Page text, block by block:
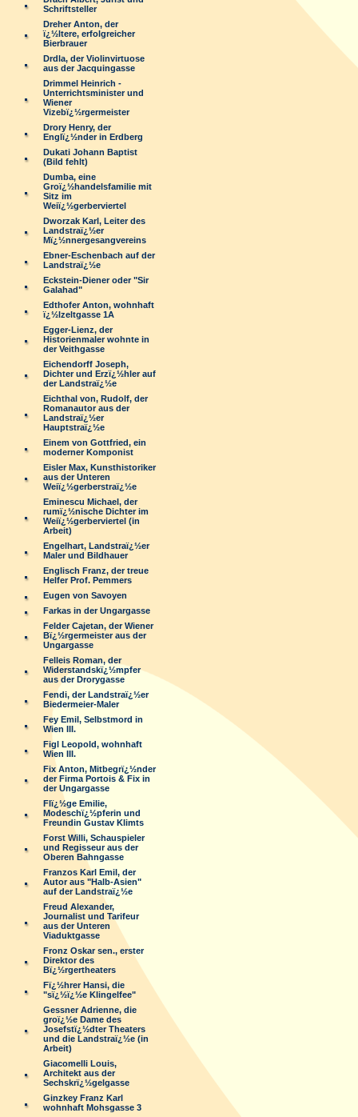
Schriftsteller
Dreher Anton, der
ï¿½ltere, erfolgreicher
Bierbrauer
Drdla, der Violinvirtuose
aus der Jacquingasse
Drimmel Heinrich -
Unterrichtsminister und
Wiener
Vizebï¿½rgermeister
Drory Henry, der
Englï¿½nder in Erdberg
Dukati Johann Baptist
(Bild fehlt)
Dumba, eine
Groï¿½handelsfamilie mit
Sitz im
Weiï¿½gerberviertel
Dworzak Karl, Leiter des
Landstraï¿½er
Mï¿½nnergesangvereins
Ebner-Eschenbach auf der
Landstraï¿½e
Eckstein-Diener oder "Sir
Galahad"
Edthofer Anton, wohnhaft
ï¿½lzeltgasse 1A
Egger-Lienz, der
Historienmaler wohnte in
der Veithgasse
Eichendorff Joseph,
Dichter und Erzï¿½hler auf
der Landstraï¿½e
Eichthal von, Rudolf, der
Romanautor aus der
Landstraï¿½er
Hauptstraï¿½e
Einem von Gottfried, ein
moderner Komponist
Eisler Max, Kunsthistoriker
aus der Unteren
Weiï¿½gerberstraï¿½e
Eminescu Michael, der
rumï¿½nische Dichter im
Weiï¿½gerberviertel (in
Arbeit)
Engelhart, Landstraï¿½er
Maler und Bildhauer
Englisch Franz, der treue
Helfer Prof. Pemmers
Eugen von Savoyen
Farkas in der Ungargasse
Felder Cajetan, der Wiener
Bï¿½rgermeister aus der
Ungargasse
Felleis Roman, der
Widerstandskï¿½mpfer
aus der Drorygasse
Fendi, der Landstraï¿½er
Biedermeier-Maler
Fey Emil, Selbstmord in
Wien III.
Figl Leopold, wohnhaft
Wien III.
Fix Anton, Mitbegrï¿½nder
der Firma Portois & Fix in
der Ungargasse
Flï¿½ge Emilie,
Modeschï¿½pferin und
Freundin Gustav Klimts
Forst Willi, Schauspieler
und Regisseur aus der
Oberen Bahngasse
Franzos Karl Emil, der
Autor aus "Halb-Asien"
auf der Landstraï¿½e
Freud Alexander,
Journalist und Tarifeur
aus der Unteren
Viaduktgasse
Fronz Oskar sen., erster
Direktor des
Bï¿½rgertheaters
Fï¿½hrer Hansi, die
"sï¿½ï¿½e Klingelfee"
Gessner Adrienne, die
groï¿½e Dame des
Josefstï¿½dter Theaters
und die Landstraï¿½e (in
Arbeit)
Giacomelli Louis,
Architekt aus der
Sechskrï¿½gelgasse
Ginzkey Franz Karl
wohnhaft Mohsgasse 3